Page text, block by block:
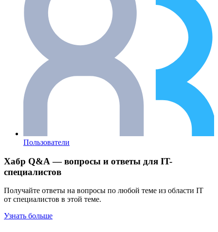
Пользователи
Хабр Q&A — вопросы и ответы для IT-
специалистов
Получайте ответы на вопросы по любой теме из области IT
от специалистов в этой теме.
Узнать больше